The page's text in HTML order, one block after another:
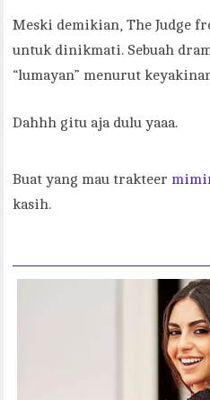
Meski demikian, The Judge
untuk dinikmati. Sebuah
“lumayan” menurut
Dahhh gitu aja dulu yaaa.
Buat yang mau trakteer
kasih.